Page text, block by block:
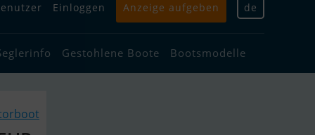
Einloggen Anzeige aufgeben de
Gestohlene Boote Bootsmodelle